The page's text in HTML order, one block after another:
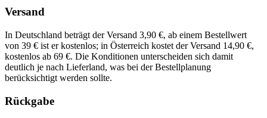
Versand
In Deutschland beträgt der Versand 3,90 €, ab einem Bestellwert
von 39 € ist er kostenlos; in Österreich kostet der Versand 14,90 €,
kostenlos ab 69 €. Die Konditionen unterscheiden sich damit
deutlich je nach Lieferland, was bei der Bestellplanung
berücksichtigt werden sollte.
Rückgabe